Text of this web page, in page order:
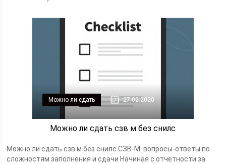
Можно ли сдать 27.02.2020
Можно ли сдать сзв м без снилс
Можно ли сдать сзв м без снилс СЗВ-М: вопросы-ответы по
сложностям заполнения и сдачи Начиная с отчетности за